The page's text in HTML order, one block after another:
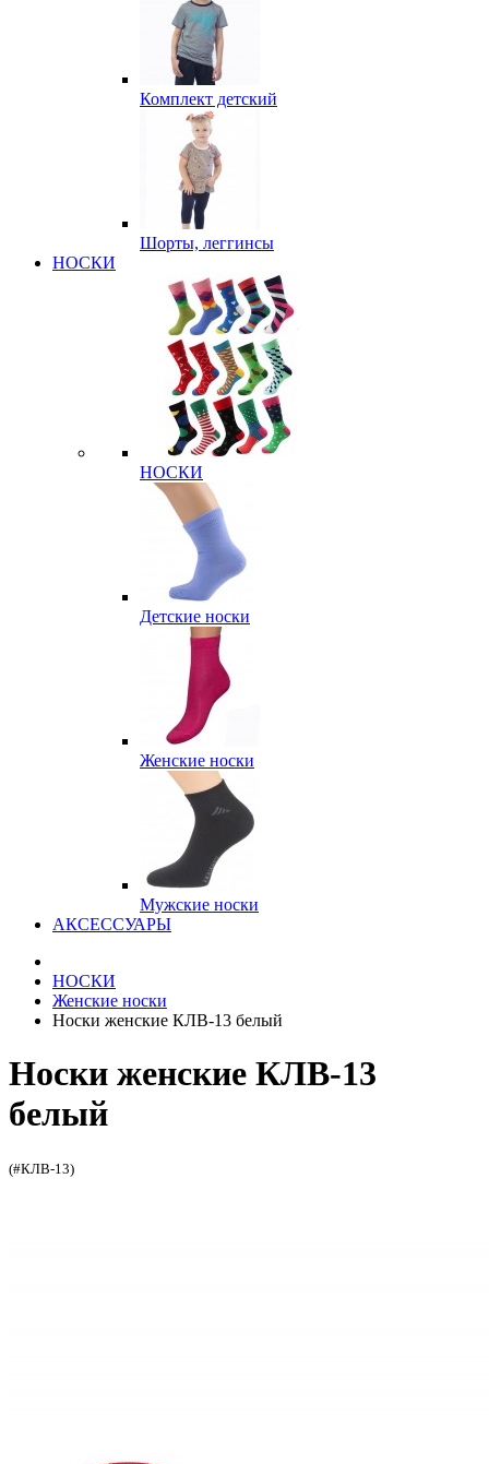
Комплект детский
Шорты, леггинсы
НОСКИ
НОСКИ
Детские носки
Женские носки
Мужские носки
АКСЕССУАРЫ
НОСКИ
Женские носки
Носки женские КЛВ-13 белый
Носки женские КЛВ-13
белый
(#КЛВ-13)